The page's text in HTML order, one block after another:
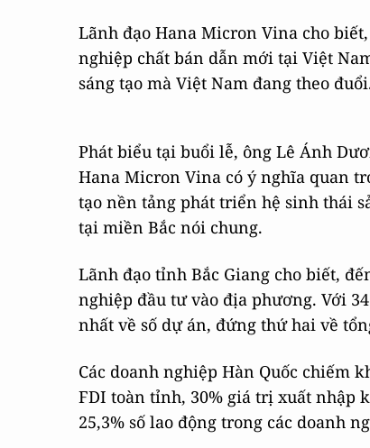
Lãnh đạo Hana Micron Vina cho
nghiệp chất bán dẫn mới tại Việt
sáng tạo mà Việt Nam đang theo
Phát biểu tại buổi lễ, ông Lê Ánh
Hana Micron Vina có ý nghĩa quan
tạo nền tảng phát triển hệ sinh thái
tại miền Bắc nói chung.
Lãnh đạo tỉnh Bắc Giang cho biết,
nghiệp đầu tư vào địa phương. Với
nhất về số dự án, đứng thứ hai về
Các doanh nghiệp Hàn Quốc chiếm
FDI toàn tỉnh, 30% giá trị xuất nhập
25,3% số lao động trong các doanh